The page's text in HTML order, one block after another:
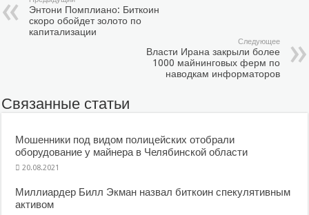
Энтони Помплиано: Биткоин
скоро обойдет золото по
капитализации
Следующее
Власти Ирана закрыли более
1000 майнинговых ферм по
наводкам информаторов
Связанные статьи
Мошенники под видом полицейских отобрали
оборудование у майнера в Челябинской области
20.08.2021
Миллиардер Билл Экман назвал биткоин спекулятивным
активом